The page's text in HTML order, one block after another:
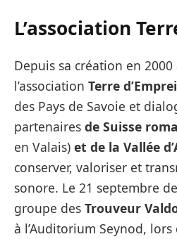
L’association
Depuis sa création en 2000
l’association Terre
des Pays de Savoie et
partenaires de Suisse
en Valais) et de la Vallée
conserver, valoriser et
sonore. Le 21 septembre
groupe des Trouveur
à l’Auditorium Seynod, lors